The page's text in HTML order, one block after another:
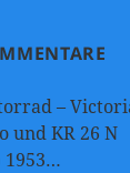
–
und KR 26 N
1953…